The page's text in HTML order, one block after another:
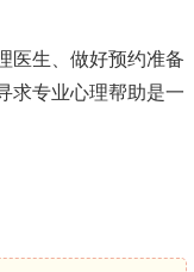
医生、做好预约准备
求专业心理帮助是一